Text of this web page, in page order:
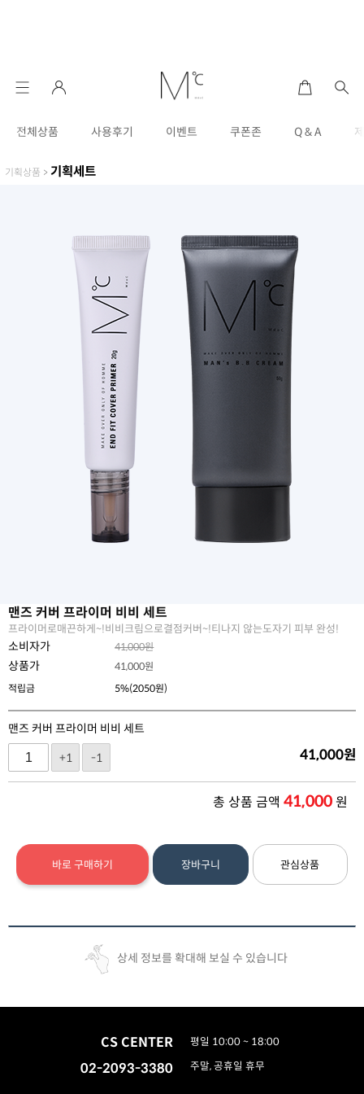
전체상품 사용후기 이벤트 쿠폰존 Q & A
기획상품 > 기획세트
맨즈 커버 프라이머 비비 세트
프라이머로매끈하게~!비비크림으로결점커버~!티나지 않는도자기 피부 완성!
소비자가 41,000원
상품가 41,000원
적립금
5%(2050원)
맨즈 커버 프라이머 비비 세트
+1
-1 41,000원
총 상품 금액 41,000원
바로 구매하기 장바구니 관심상품
상세 정보를 확대해 보실 수 있습니다
CS CENTER
02-2093-3380
평일 10:00 ~ 18:00
주말, 공휴일 휴무